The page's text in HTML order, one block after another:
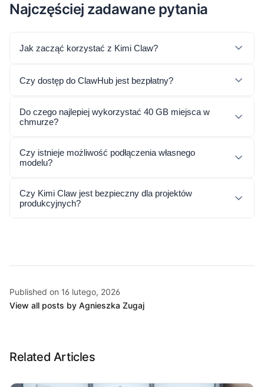
Najczęściej zadawane pytania
Jak zacząć korzystać z Kimi Claw?
Czy dostęp do ClawHub jest bezpłatny?
Do czego najlepiej wykorzystać 40 GB miejsca w
chmurze?
Czy istnieje możliwość podłączenia własnego
modelu?
Czy Kimi Claw jest bezpieczny dla projektów
produkcyjnych?
Published on 16 lutego, 2026
View all posts by Agnieszka Zugaj
Related Articles